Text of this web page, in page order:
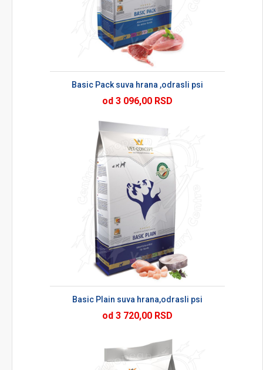
Basic Pack suva hrana ,odrasli psi
od 3 096,00 RSD
Basic Plain suva hrana,odrasli psi
od 3 720,00 RSD